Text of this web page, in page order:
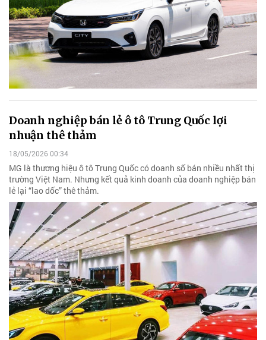
Doanh nghiệp bán lẻ ô tô Trung Quốc lợi
nhuận thê thảm
18/05/2026 00:34
MG là thương hiệu ô tô Trung Quốc có doanh số bán nhiều nhất thị
trường Việt Nam. Nhưng kết quả kinh doanh của doanh nghiệp bán
lẻ lại “lao dốc” thê thảm.